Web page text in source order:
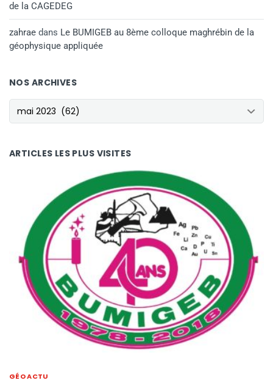
de la CAGEDEG
zahrae dans Le BUMIGEB au 8ème colloque maghrébin de la
géophysique appliquée
NOS ARCHIVES
NOS ARCHIVES
ARTICLES LES PLUS VISITES
GÉO ACTU